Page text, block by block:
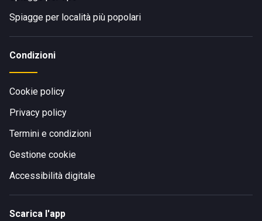
Spiagge per località più popolari
Condizioni
Cookie policy
Privacy policy
Termini e condizioni
Gestione cookie
Accessibilità digitale
Scarica l'app